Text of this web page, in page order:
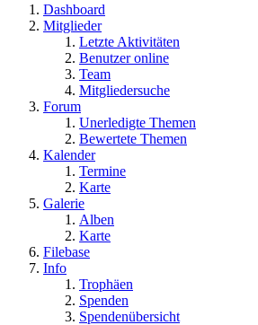
Dashboard
Mitglieder
Letzte Aktivitäten
Benutzer online
Team
Mitgliedersuche
Forum
Unerledigte Themen
Bewertete Themen
Kalender
Termine
Karte
Galerie
Alben
Karte
Filebase
Info
Trophäen
Spenden
Spendenübersicht